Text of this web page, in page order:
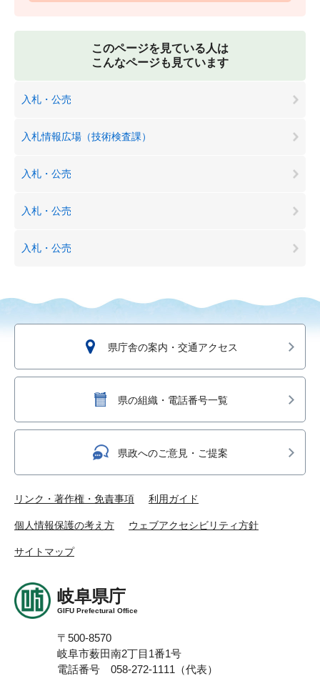
このページを見ている人は
こんなページも見ています
入札・公売
入札情報広場（技術検査課）
入札・公売
入札・公売
入札・公売
県庁舎の案内・交通アクセス
県の組織・電話番号一覧
県政へのご意見・ご提案
リンク・著作権・免責事項 利用ガイド
個人情報保護の考え方 ウェブアクセシビリティ方針
サイトマップ
岐阜県庁
GIFU Prefectural Office
〒500-8570
岐阜市薮田南2丁目1番1号
電話番号 058-272-1111（代表）